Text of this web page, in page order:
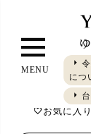
MENU
につ
やち
お気に入り